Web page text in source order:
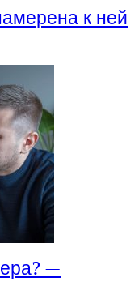
к ней
—